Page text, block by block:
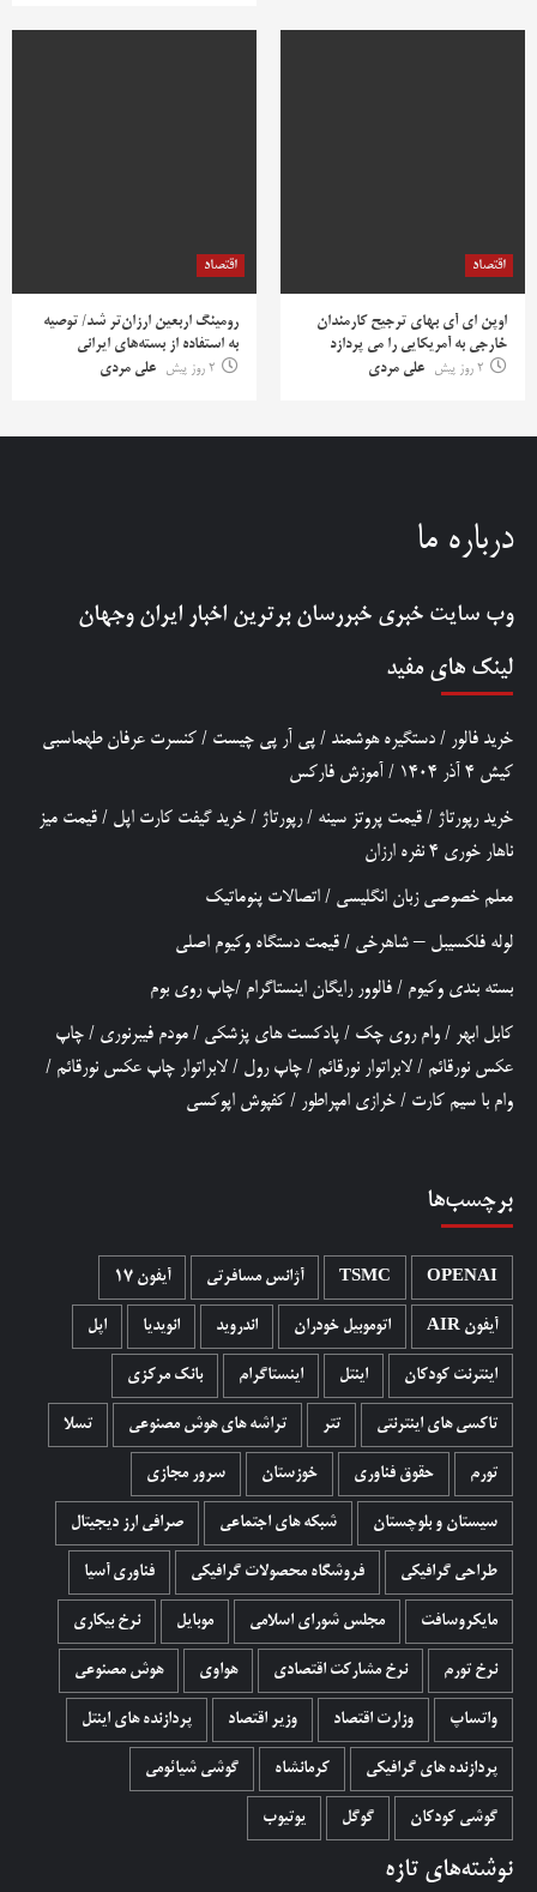
اقتصاد
اوپن ای آی بهای ترجیح کارمندان
خارجی به آمریکایی را می پردازد
2 روز پیش
علی مردی
اقتصاد
رومینگ اربعین ارزان‌تر شد/ توصیه
به استفاده از بسته‌های ایرانی
2 روز پیش
علی مردی
درباره ما
وب سایت خبری خبررسان برترین اخبار ایران وجهان
لینک های مفید
خرید فالور / دستگیره هوشمند / پی آر پی چیست / کنسرت عرفان طهماسبی
کیش 4 آذر 1404
/ آموزش فارکس
خرید رپورتاژ / قیمت پروتز سینه /رپورتاژ / خرید گیفت کارت اپل / قیمت میز
ناهار خوری 4 نفره ارزان
معلم خصوصی زبان انگلیسی / اتصالات پنوماتیک
لوله فلکسیبل – شاهرخی / قیمت دستگاه وکیوم اصلی
بسته بندی وکیوم / فالوور رایگان اینستاگرام /چاپ روی بوم
کابل ابهر / وام روی چک / پادکست های پزشکی / مودم فیبرنوری / چاپ
عکس نورقائم / لابراتوار نورقائم / چاپ رول / لابراتوار چاپ عکس نورقائم /
وام با سیم کارت / خرازی امپراطور / کفپوش اپوکسی
برچسب‌ها
OPENAI
TSMC آژانس مسافرتی آیفون 17
آیفون AIR اتوموبیل خودران اندروید انویدیا اپل
اینترنت کودکان اینتل اینستاگرام بانک مرکزی
تاکسی های اینترنتی تتر تراشه های هوش مصنوعی تسلا
تورم حقوق فناوری خوزستان سرور مجازی
سیستان و بلوچستان شبکه های اجتماعی صرافی ارز دیجیتال
طراحی گرافیکی فروشگاه محصولات گرافيکی فناوری آسیا
مایکروسافت مجلس شورای اسلامی موبایل نرخ بیکاری
نرخ تورم نرخ مشارکت اقتصادی هواوی هوش مصنوعی
واتساپ وزارت اقتصاد وزیر اقتصاد پردازنده های اینتل
پردازنده های گرافیکی کرمانشاه گوشی شیائومی
گوشی کودکان گوگل یوتیوب
نوشته‌های تازه